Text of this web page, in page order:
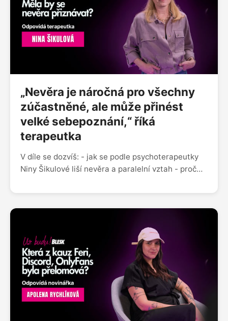
Instagramu @uzbudupodcast Facebooku Už budu!
nebo nám napiš na blue.zorya@gmail.com
„Nevěra je náročná pro všechny
zúčastněné, ale může přinést
velké sebepoznání,“ říká
terapeutka
V díle se dozvíš: - jak se podle psychoterapeutky
Niny Šikulové liší nevěra a paralelní vztah - proč
nejčastěji - jaký je její osobní příběh s paralelním
- jaký je rozdíl mezi fyzickou a emocionální
nevěrou Sleduj nás na Instagramu
@uzbudupodcast Facebooku Už budu! nebo nám
napiš na blue.zorya@gmail.com